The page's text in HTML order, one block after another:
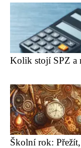
Kolik stojí SPZ a
Školní rok: